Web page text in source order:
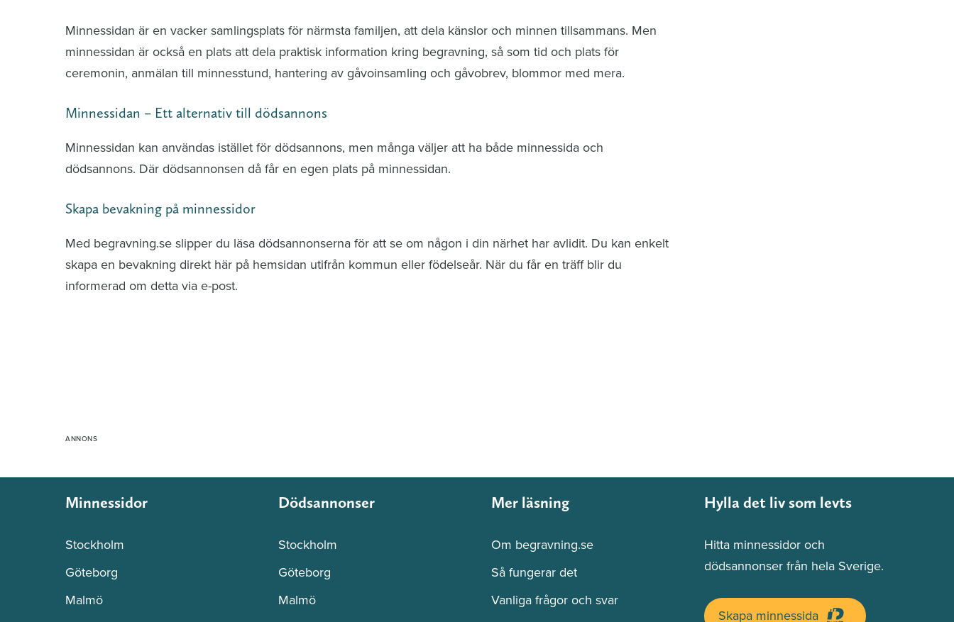
Minnessidan är en vacker samlingsplats för närmsta familjen, att dela känslor och minnen tillsammans. Men
minnessidan är också en plats att dela praktisk information kring begravning, så som tid och plats för
ceremonin, anmälan till minnesstund, hantering av gåvoinsamling och gåvobrev, blommor med mera.
Minnessidan – Ett alternativ till dödsannons
Minnessidan kan användas istället för dödsannons, men många väljer att ha både minnessida och
dödsannons. Där dödsannonsen då får en egen plats på minnessidan.
Skapa bevakning på minnessidor
Med begravning.se slipper du läsa dödsannonserna för att se om någon i din närhet har avlidit. Du kan enkelt
skapa en bevakning direkt här på hemsidan utifrån kommun eller födelseår. När du får en träff blir du
informerad om detta via e-post.
Minnessidor
Stockholm
Göteborg
Malmö
Dödsannonser
Stockholm
Göteborg
Malmö
Mer läsning
Om begravning.se
Så fungerar det
Vanliga frågor och svar
Hylla det liv som levts
Hitta minnessidor och
dödsannonser från hela Sverige.
Skapa minnessida